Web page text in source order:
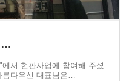
…
서 현판사업에 참여해 주셨
다우신 대표님은…